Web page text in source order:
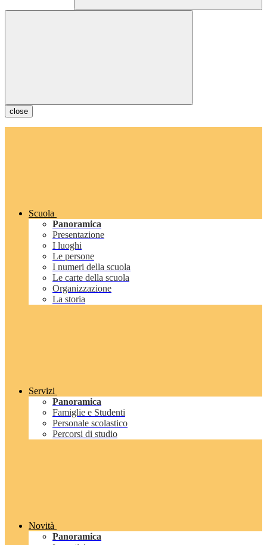
close
Scuola
Panoramica
Presentazione
I luoghi
Le persone
I numeri della scuola
Le carte della scuola
Organizzazione
La storia
Servizi
Panoramica
Famiglie e Studenti
Personale scolastico
Percorsi di studio
Novità
Panoramica